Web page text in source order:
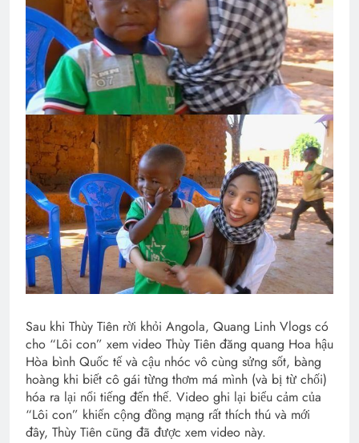
Sau khi Thùy Tiên rời khỏi Angola, Quang Linh Vlogs có
cho “Lôi con” xem video Thùy Tiên đăng quang Hoa hậu
Hòa bình Quốc tế và cậu nhóc vô cùng sửng sốt, bàng
hoàng khi biết cô gái từng thơm má mình (và bị từ chối)
hóa ra lại nổi tiếng đến thế. Video ghi lại biểu cảm của
“Lôi con” khiến cộng đồng mạng rất thích thú và mới
đây, Thùy Tiên cũng đã được xem video này.